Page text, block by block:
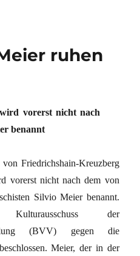
ruhen
vorerst nicht nach
benannt
Friedrichshain-Kreuzberg
vorerst nicht nach dem von
Silvio Meier benannt.
der
(BVV) gegen die
Meier, der in der